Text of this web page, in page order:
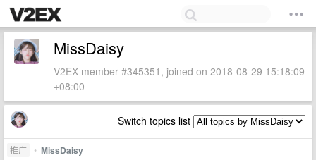
MissDaisy
V2EX member #345351, joined on 2018-08-29 15:18:09
+08:00
Switch topics list
推广 • MissDaisy